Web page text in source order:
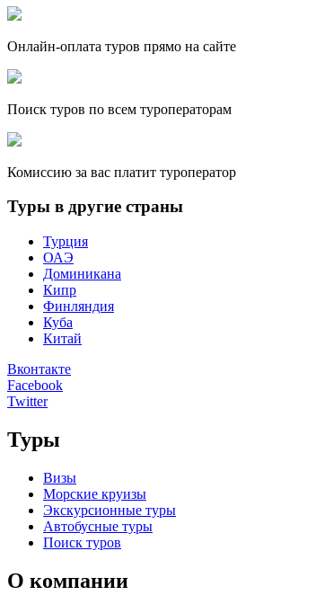
Онлайн-оплата туров прямо на сайте
Поиск туров по всем туроператорам
Комиссию за вас платит туроператор
Туры в другие страны
Турция
ОАЭ
Доминикана
Кипр
Финляндия
Куба
Китай
Вконтакте
Facebook
Twitter
Туры
Визы
Морские круизы
Экскурсионные туры
Автобусные туры
Поиск туров
О компании